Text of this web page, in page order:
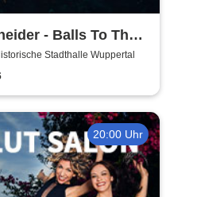
- Balls To The
Stadthalle Wuppertal
20:00 Uhr